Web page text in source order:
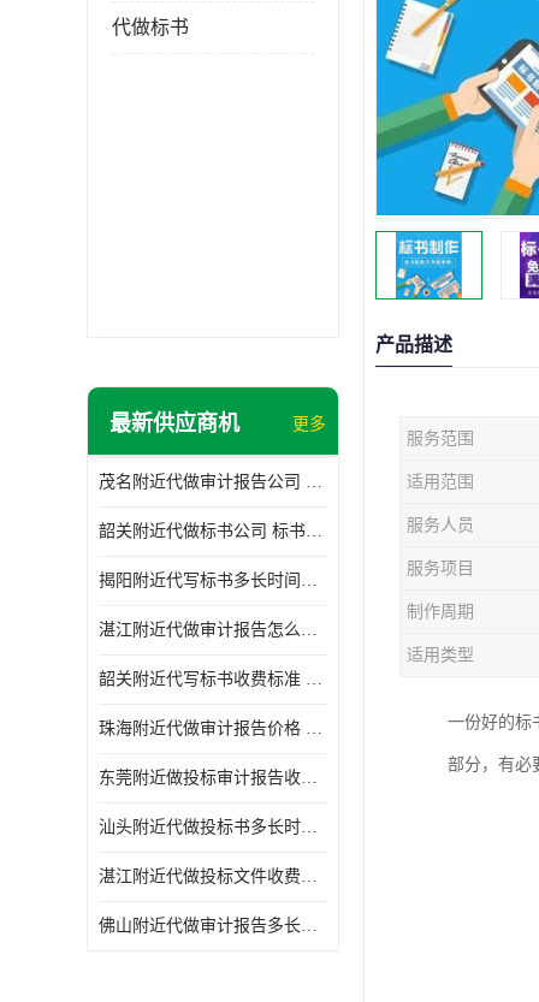
代做标书
最新供应商机 更多
茂名附近代做审计报告公司 投标书怎么做
韶关附近代做标书公司 标书制作周期快
揭阳附近代写标书多长时间做好 投标书怎么做
湛江附近代做审计报告怎么收费 一对一服务
韶关附近代写标书收费标准 满足客户需求
珠海附近代做审计报告价格 投标书怎么做
东莞附近做投标审计报告收费标准 标书废标注意事项
汕头附近代做投标书多长时间做好 标书废标注意事项
湛江附近代做投标文件收费标准 投标书怎么做
佛山附近代做审计报告多长时间做好 标书打印封装
产品描述
服务范围
适用范围
服务人员
服务项目
制作周期
适用类型
一份好的标
部分，有必